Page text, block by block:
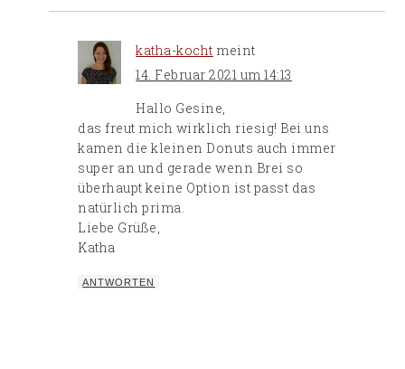
katha-kocht meint
14. Februar 2021 um 14:13
Hallo Gesine,
das freut mich wirklich riesig! Bei uns
kamen die kleinen Donuts auch immer
super an und gerade wenn Brei so
überhaupt keine Option ist passt das
natürlich prima.
Liebe Grüße,
Katha
ANTWORTEN